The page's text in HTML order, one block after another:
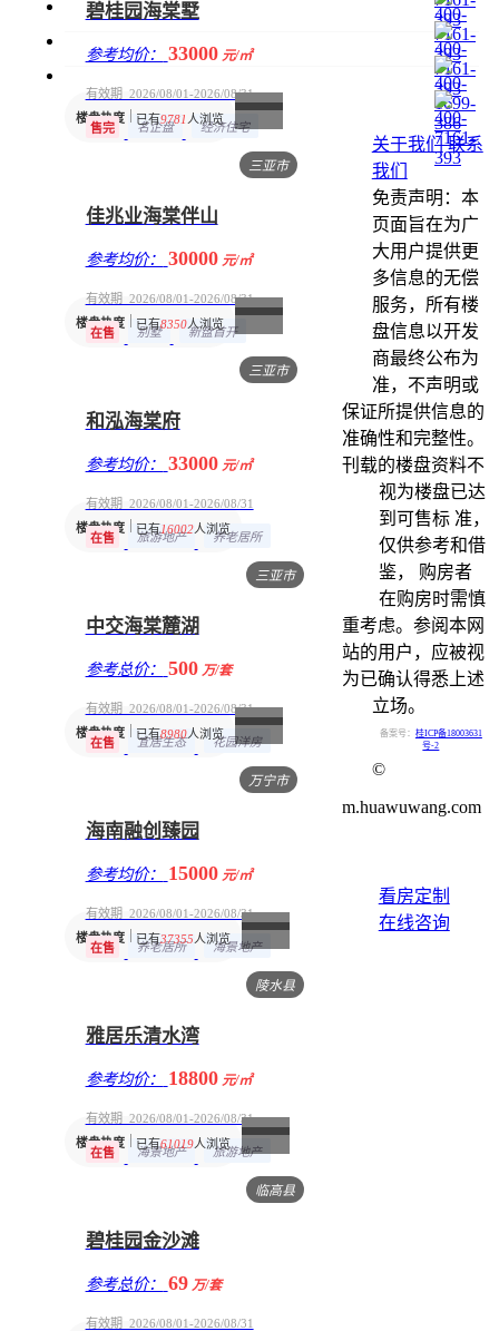
碧桂园海棠墅
参考均价： 33000 元/㎡
有效期 2026/08/01-2026/08/31
售完 名企盘 经济住宅
楼盘热度 已有9781 人浏览
三亚市
佳兆业海棠伴山
参考均价： 30000 元/㎡
有效期 2026/08/01-2026/08/31
在售 别墅 新盘首开
楼盘热度 已有8350人浏览
三亚市
和泓海棠府
参考均价： 33000 元/㎡
有效期 2026/08/01-2026/08/31
在售 旅游地产 养老居所
楼盘热度 已有16002人浏览
三亚市
中交海棠麓湖
参考总价： 500 万/套
有效期 2026/08/01-2026/08/31
在售 宜居生态 花园洋房
楼盘热度 已有8980人浏览
万宁市
海南融创臻园
参考均价： 15000 元/㎡
有效期 2026/08/01-2026/08/31
在售 养老居所 海景地产
楼盘热度 已有37355人浏览
陵水县
雅居乐清水湾
参考均价： 18800 元/㎡
有效期 2026/08/01-2026/08/31
在售 海景地产 旅游地产
楼盘热度 已有61019人浏览
临高县
碧桂园金沙滩
参考总价： 69 万/套
有效期 2026/08/01-2026/08/31
关于我们 联系
我们
免责声明：本
页面旨在为广
大用户提供更
多信息的无偿
服务，所有楼
盘信息以开发
商最终公布为
准，不声明或
保证所提供信息的
准确性和完整性。
刊载的楼盘资料不
视为楼盘已达
到可售标 准，
仅供参考和借
鉴， 购房者
在购房时需慎
重考虑。参阅本网
站的用户，应被视
为已确认得悉上述
立场。
备案号： 桂ICP备18003631
号-2
©
m.huawuwang.com
看房定制
在线咨询